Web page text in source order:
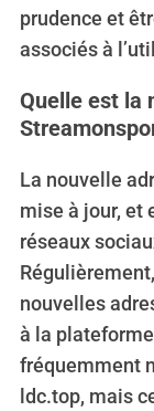
prudence et
associés à
Quelle est la
La nouvelle
mise à jour, et
réseaux
nouvelles
à la
fréquemment
ldc.top, mais